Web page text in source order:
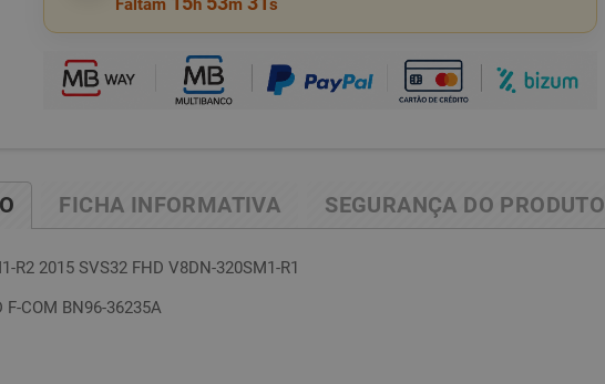
Faltam h m s
FICHA INFORMATIVA SEGURANÇA DO PRODUTO
R2 2015 SVS32 FHD V8DN-320SM1-R1
COM BN96-36235A